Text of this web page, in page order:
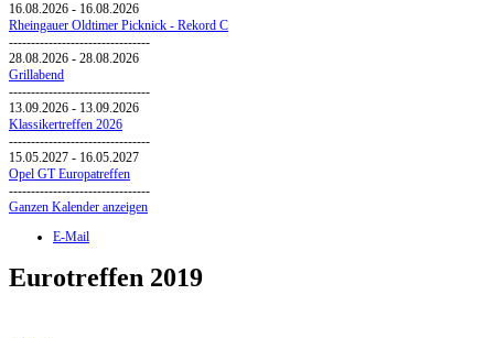
16.08.2026 - 16.08.2026
Rheingauer Oldtimer Picknick - Rekord C
--------------------------------
28.08.2026 - 28.08.2026
Grillabend
--------------------------------
13.09.2026 - 13.09.2026
Klassikertreffen 2026
--------------------------------
15.05.2027 - 16.05.2027
Opel GT Europatreffen
--------------------------------
Ganzen Kalender anzeigen
E-Mail
Eurotreffen 2019